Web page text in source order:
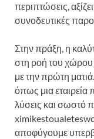
περιπτώσεις,
συνοδευτικές
Στην πράξη, η
στη ροή του χώρου
με την πρώτη
όπως μια
λύσεις και σωστό
αποφύγουμε